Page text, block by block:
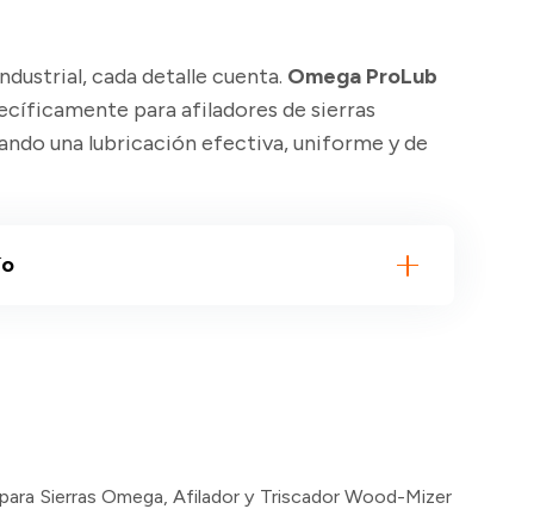
ES:
$3,500 MXN.
cada detalle cuenta. Omega ProLub
para afiladores de sierras
una lubricación efectiva, uniforme y de
Sierras Omega, Afilador y Triscador Wood-Mizer